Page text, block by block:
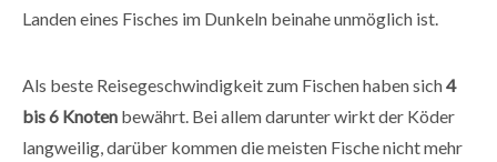
Landen eines Fisches im Dunkeln beinahe unmöglich ist.
Als beste Reisegeschwindigkeit zum Fischen haben sich4
bis 6 Knoten bewährt. Bei allem darunter wirkt der Köder
langweilig, darüber kommen die meisten Fische nicht mehr